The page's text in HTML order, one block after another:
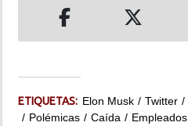
ETIQUETAS: Elon Musk Twitter
Polémicas
Caída Empleados